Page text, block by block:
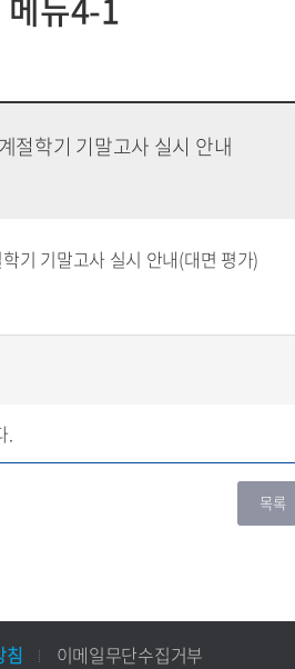
절학기 기말고사 실시 안내
기 기말고사 실시 안내(대면 평가)
.
침 이메일무단수집거부